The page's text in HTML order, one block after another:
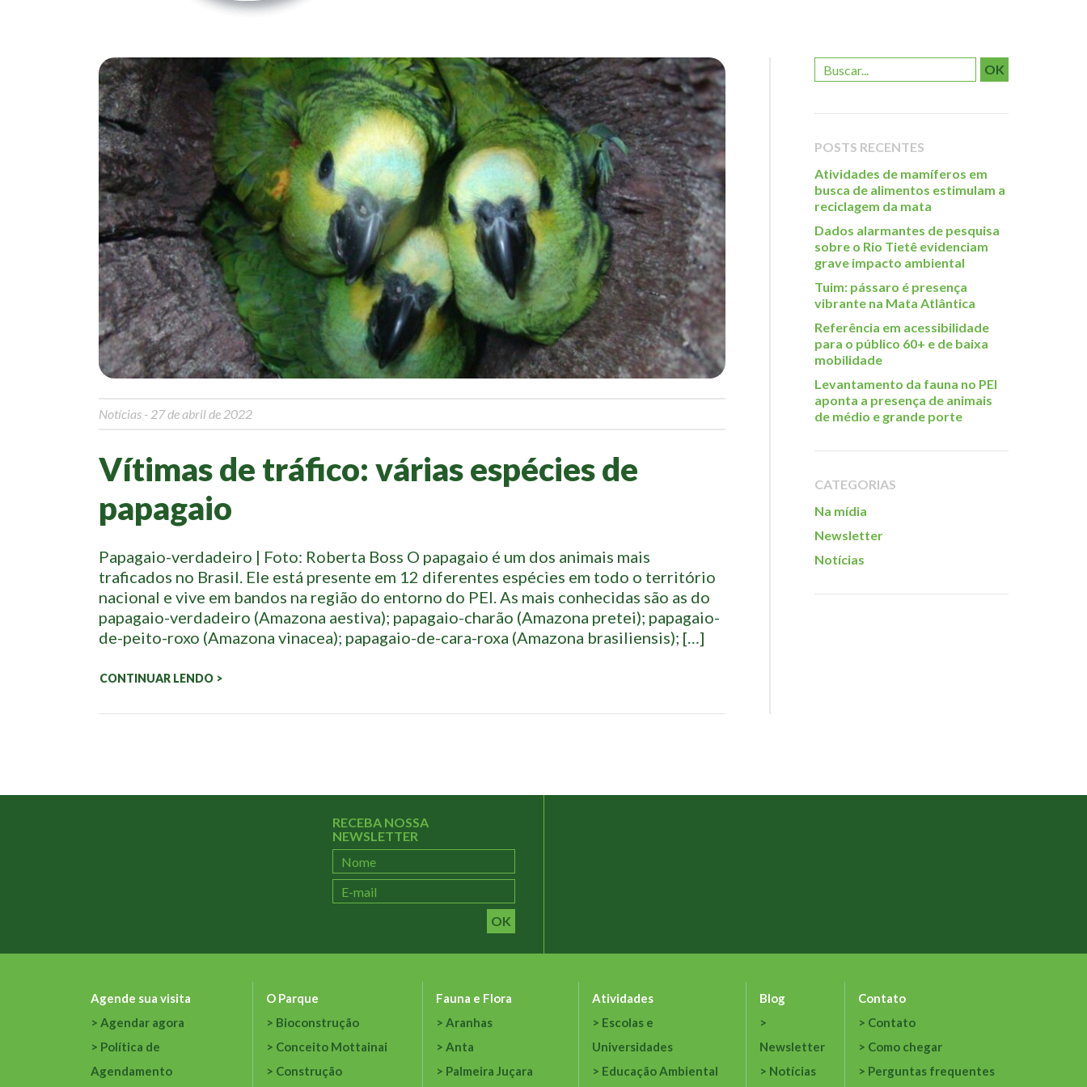
Notícias - 27 de abril de 2022
Vítimas de tráfico: várias espécies de
papagaio
Papagaio-verdadeiro | Foto: Roberta Boss O papagaio é um dos animais mais
traficados no Brasil. Ele está presente em 12 diferentes espécies em todo o território
nacional e vive em bandos na região do entorno do PEI. As mais conhecidas são as do
papagaio-verdadeiro (Amazona aestiva); papagaio-charão (Amazona pretei); papagaio-
de-peito-roxo (Amazona vinacea); papagaio-de-cara-roxa (Amazona brasiliensis); […]
CONTINUAR LENDO >
OK
POSTS RECENTES
Atividades de mamíferos em
busca de alimentos estimulam a
reciclagem da mata
Dados alarmantes de pesquisa
sobre o Rio Tietê evidenciam
grave impacto ambiental
Tuim: pássaro é presença
vibrante na Mata Atlântica
Referência em acessibilidade
para o público 60+ e de baixa
mobilidade
Levantamento da fauna no PEI
aponta a presença de animais
de médio e grande porte
CATEGORIAS
Na mídia
Newsletter
Notícias
RECEBA NOSSA
NEWSLETTER
OK
Agende sua visita
Agendar agora
Política de
Agendamento
O Parque
Bioconstrução
Conceito Mottainai
Construção
Fauna e Flora
Aranhas
Anta
Palmeira Juçara
Atividades
Escolas e
Universidades
Educação Ambiental
Blog
Newsletter
Notícias
Contato
Contato
Como chegar
Perguntas frequentes